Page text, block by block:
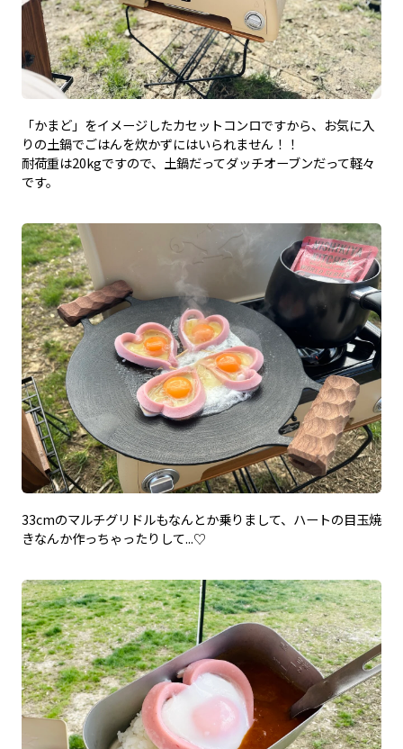
「かまど」をイメージしたカセットコンロですから、お気に入
りの土鍋でごはんを炊かずにはいられません！！
耐荷重は20kgですので、土鍋だってダッチオーブンだって軽々
です。
33cmのマルチグリドルもなんとか乗りまして、ハートの目玉焼
きなんか作っちゃったりして...♡